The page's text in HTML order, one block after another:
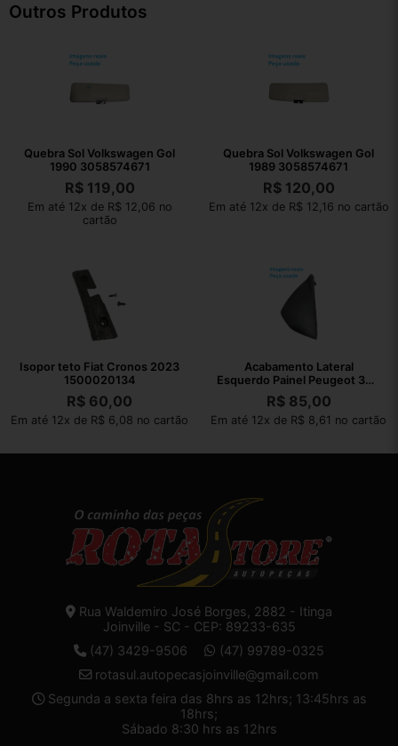
Outros Produtos
Quebra Sol Volkswagen Gol
1990 3058574671
R$119,00
Em até 12x de R$ 12,06 no
cartão
Quebra Sol Volkswagen Gol
1989 3058574671
R$120,00
Em até 12x de R$ 12,16 no cartão
Isopor teto Fiat Cronos 2023
1500020134
R$ 60,00
Em até 12x de R$ 6,08 no cartão
Acabamento Lateral
Esquerdo Painel Peugeot 308
2012
R$85,00
Em até 12x de R$ 8,61 no cartão
Rua Waldemiro José Borges, 2882 - Itinga
Joinville - SC - CEP: 89233-635
(47) 3429-9506
(47) 99789-0325
rotasul.autopecasjoinville@gmail.com
Segunda a sexta feira das 8hrs as 12hrs; 13:45hrs as
18hrs;
Sábado 8:30 hrs as 12hrs